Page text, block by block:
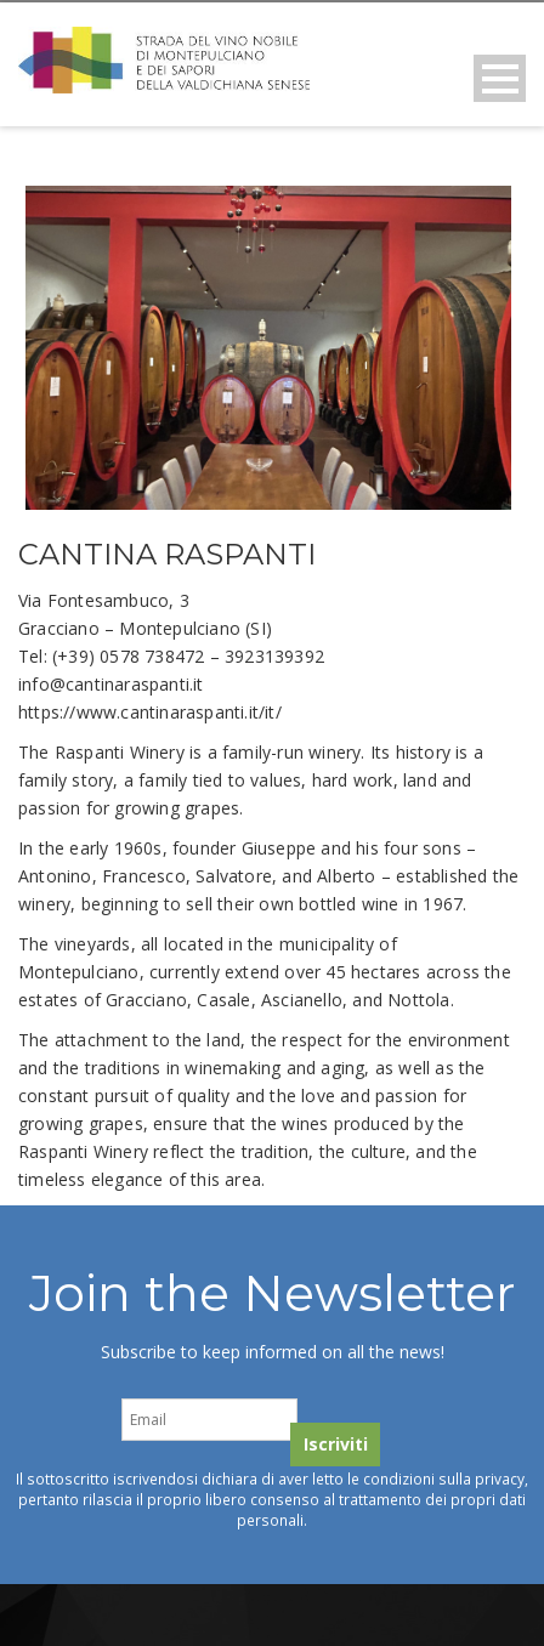
CANTINA RASPANTI
Via Fontesambuco, 3
Gracciano – Montepulciano (SI)
Tel: (+39) 0578 738472 – 3923139392
info@cantinaraspanti.it
https://www.cantinaraspanti.it/it/
The Raspanti Winery is a family-run winery. Its history is a
family story, a family tied to values, hard work, land and
passion for growing grapes.
In the early 1960s, founder Giuseppe and his four sons –
Antonino, Francesco, Salvatore, and Alberto – established the
winery, beginning to sell their own bottled wine in 1967.
The vineyards, all located in the municipality of
Montepulciano, currently extend over 45 hectares across the
estates of Gracciano, Casale, Ascianello, and Nottola.
The attachment to the land, the respect for the environment
and the traditions in winemaking and aging, as well as the
constant pursuit of quality and the love and passion for
growing grapes, ensure that the wines produced by the
Raspanti Winery reflect the tradition, the culture, and the
timeless elegance of this area.
Join the Newsletter
Subscribe to keep informed on all the news!
Il sottoscritto iscrivendosi dichiara di aver letto le condizioni sulla privacy,
pertanto rilascia il proprio libero consenso al trattamento dei propri dati
personali.